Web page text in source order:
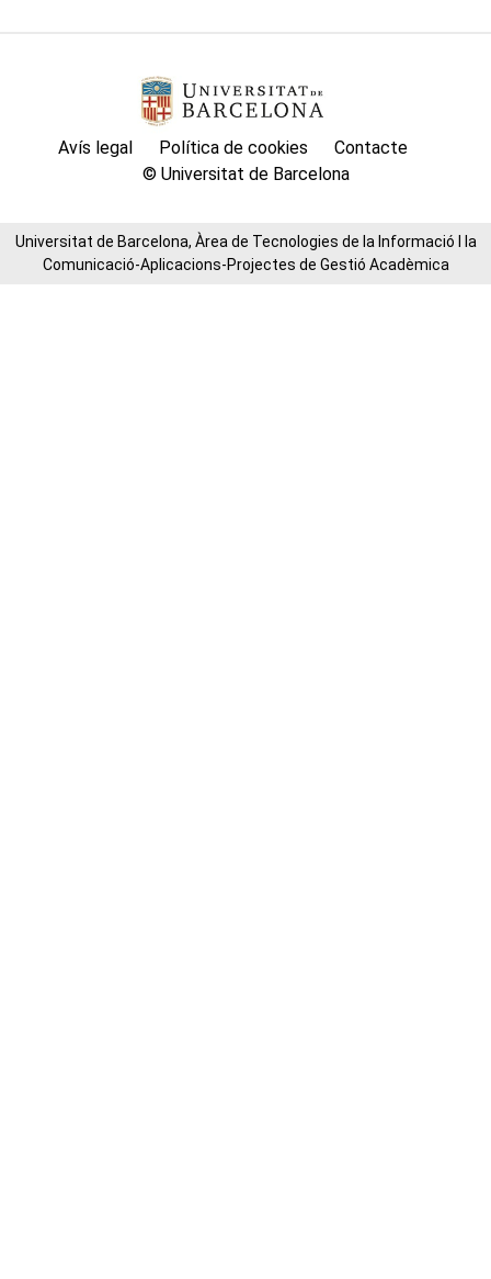
Avís legal Política de cookies
Contacte
© Universitat de Barcelona
Universitat de Barcelona, Àrea de Tecnologies de la Informació I la
Comunicació-Aplicacions-Projectes de Gestió Acadèmica